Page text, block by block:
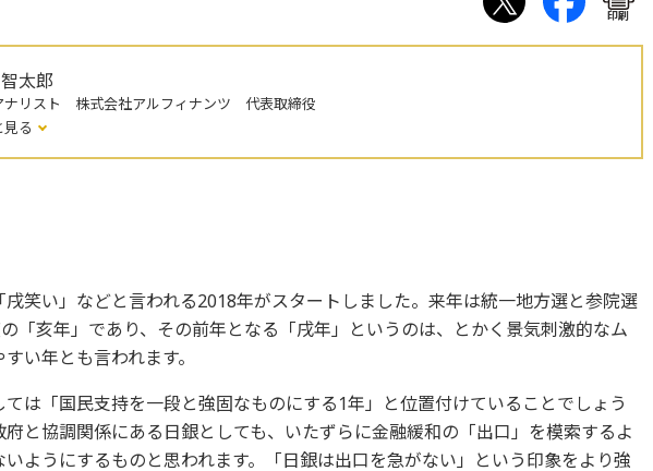
印刷
太郎
ナリスト 株式会社アルフィナンツ 代表取締役
る
笑い」などと言われる2018年がスタートしました。来年は統一地方選と参院選
「亥年」であり、その前年となる「戌年」というのは、とかく景気刺激的なム
い年とも言われます。
は「国民支持を一段と強固なものにする1年」と位置付けていることでしょう
府と協調関係にある日銀としても、いたずらに金融緩和の「出口」を模索するよ
いようにするものと思われます。「日銀は出口を急がない」という印象をより強